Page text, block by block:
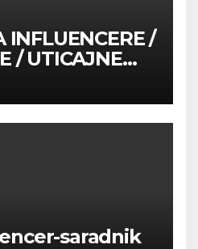
INFLUENCERE /
/ UTICAJNE
saradnik